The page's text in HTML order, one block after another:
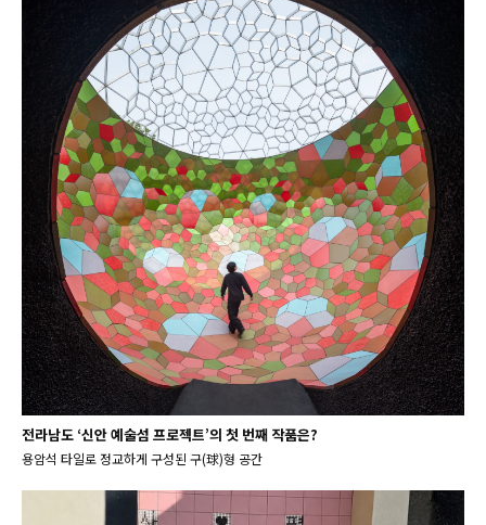
전라남도 ‘신안 예술섬 프로젝트’의 첫 번째 작품은?
용암석 타일로 정교하게 구성된 구(球)형 공간